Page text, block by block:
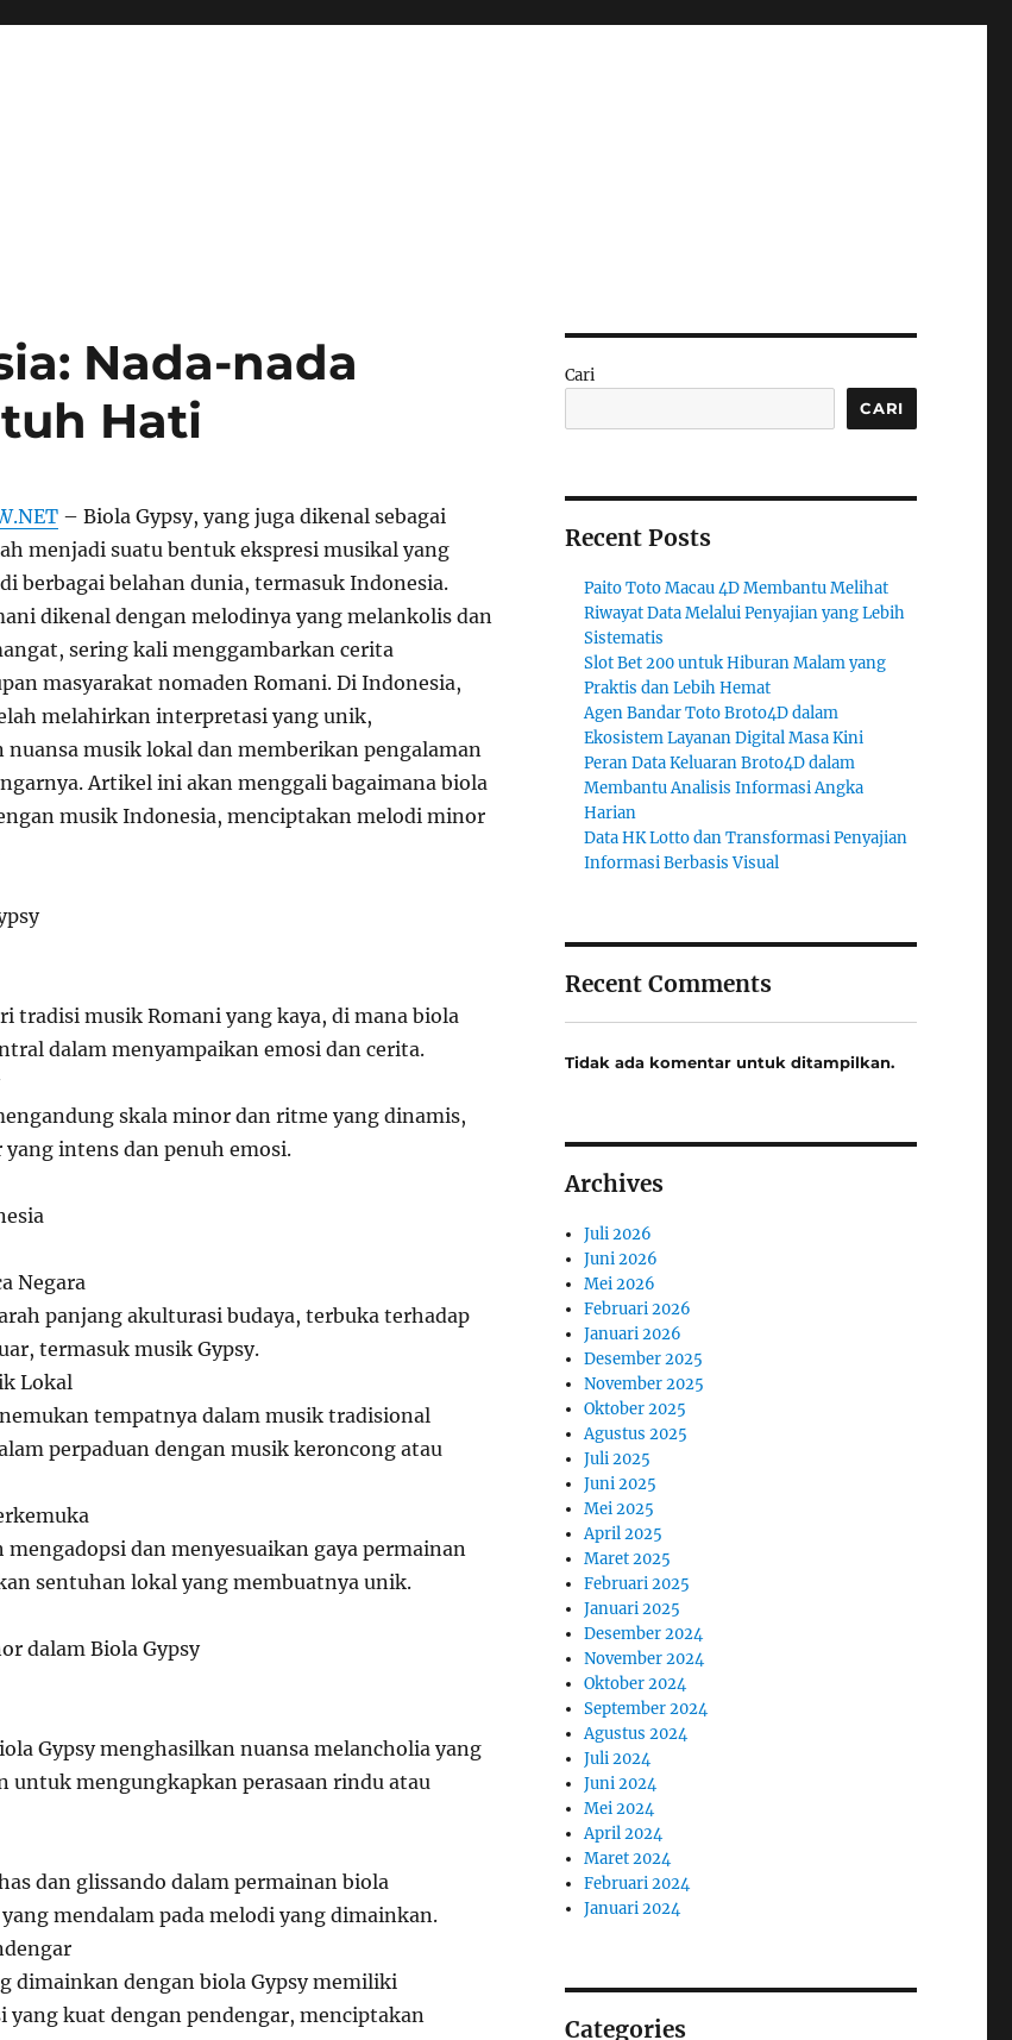
Nada-nada
Hati
– Biola Gypsy, yang juga dikenal sebagai
menjadi suatu bentuk ekspresi musikal yang
berbagai belahan dunia, termasuk Indonesia.
dikenal dengan melodinya yang melankolis dan
sering kali menggambarkan cerita
masyarakat nomaden Romani. Di Indonesia,
melahirkan interpretasi yang unik,
nuansa musik lokal dan memberikan pengalaman
Artikel ini akan menggali bagaimana biola
musik Indonesia, menciptakan melodi minor
tradisi musik Romani yang kaya, di mana biola
dalam menyampaikan emosi dan cerita.
skala minor dan ritme yang dinamis,
intens dan penuh emosi.
Negara
panjang akulturasi budaya, terbuka terhadap
termasuk musik Gypsy.
Lokal
tempatnya dalam musik tradisional
perpaduan dengan musik keroncong atau
dan menyesuaikan gaya permainan
sentuhan lokal yang membuatnya unik.
dalam Biola Gypsy
Gypsy menghasilkan nuansa melancholia yang
untuk mengungkapkan perasaan rindu atau
dan glissando dalam permainan biola
mendalam pada melodi yang dimainkan.
dimainkan dengan biola Gypsy memiliki
yang kuat dengan pendengar, menciptakan
Cari
CARI
Recent Posts
Paito Toto Macau 4D Membantu Melihat
Riwayat Data Melalui Penyajian yang Lebih
Sistematis
Slot Bet 200 untuk Hiburan Malam yang
Praktis dan Lebih Hemat
Agen Bandar Toto Broto4D dalam
Ekosistem Layanan Digital Masa Kini
Peran Data Keluaran Broto4D dalam
Membantu Analisis Informasi Angka
Harian
Data HK Lotto dan Transformasi Penyajian
Informasi Berbasis Visual
Recent Comments
Tidak ada komentar untuk ditampilkan.
Archives
Juli 2026
Juni 2026
Mei 2026
Februari 2026
Januari 2026
Desember 2025
November 2025
Oktober 2025
Agustus 2025
Juli 2025
Juni 2025
Mei 2025
April 2025
Maret 2025
Februari 2025
Januari 2025
Desember 2024
November 2024
Oktober 2024
September 2024
Agustus 2024
Juli 2024
Juni 2024
Mei 2024
April 2024
Maret 2024
Februari 2024
Januari 2024
Categories